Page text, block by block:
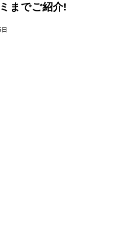
までご紹介!